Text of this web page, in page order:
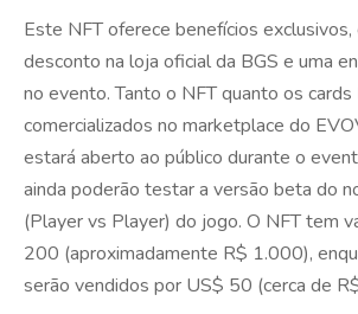
Este NFT oferece benefícios
desconto na loja oficial da BGS e uma
no evento. Tanto o NFT quanto os
comercializados no marketplace do
estará aberto ao público durante o
ainda poderão testar a versão beta do
(Player vs Player) do jogo. O NFT tem
200 (aproximadamente R$ 1.000),
serão vendidos por US$ 50 (cerca de